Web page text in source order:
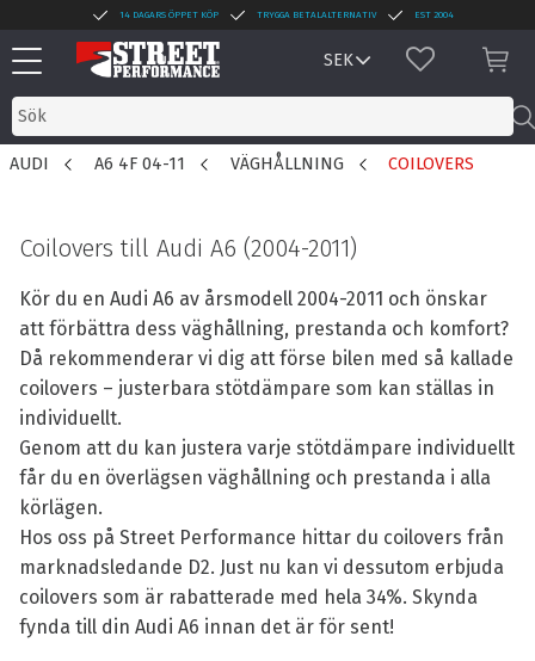
Meny
14 DAGARS ÖPPET KÖP TRYGGA BETALALTERNATIV EST 2004
FAVORITER
AUDI A6 4F 04-11 VÄGHÅLLNING COILOVERS
Coilovers till Audi A6 (2004-2011)
Kör du en Audi A6 av årsmodell 2004-2011 och önskar
att förbättra dess väghållning, prestanda och komfort?
Då rekommenderar vi dig att förse bilen med så kallade
coilovers – justerbara stötdämpare som kan ställas in
individuellt.
Genom att du kan justera varje stötdämpare individuellt
får du en överlägsen väghållning och prestanda i alla
körlägen.
Hos oss på Street Performance hittar du coilovers från
marknadsledande D2. Just nu kan vi dessutom erbjuda
coilovers som är rabatterade med hela 34%. Skynda
fynda till din Audi A6 innan det är för sent!